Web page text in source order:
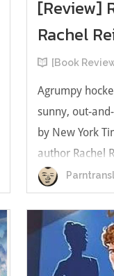
[Review]
Rachel
[Book Review] ผลพลอ
Agrumpy
sunny, out-
by New York
author Rachel
รีส์ Game
อ่าน เพราะเห็น
TheLong